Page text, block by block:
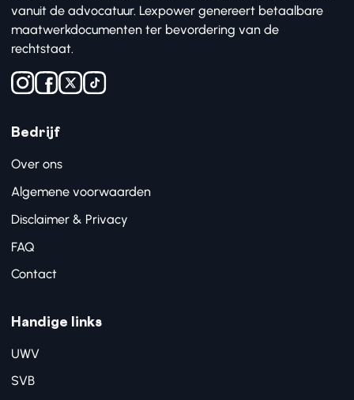
vanuit de advocatuur. Lexpower genereert betaalbare
maatwerkdocumenten ter bevordering van de
rechtstaat.
Bedrijf
Over ons
Algemene voorwaarden
Disclaimer & Privacy
FAQ
Contact
Handige links
UWV
SVB